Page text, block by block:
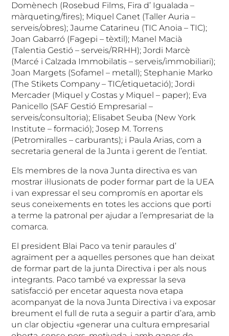
Domènech (Rosebud Films, Fira d’ Igualada –
màrqueting/fires); Miquel Canet (Taller Auria –
serveis/obres); Jaume Catarineu (TIC Anoia – TIC);
Joan Gabarró (Fagepi – tèxtil); Manel Macià
(Talentia Gestió – serveis/RRHH); Jordi Marcè
(Marcé i Calzada Immobilatis – serveis/immobiliari);
Joan Margets (Sofamel – metall); Stephanie Marko
(The Stikets Company – TIC/etiquetació); Jordi
Mercader (Miquel y Costas y Miquel – paper); Eva
Panicello (SAF Gestió Empresarial –
serveis/consultoria); Elisabet Seuba (New York
Institute – formació); Josep M. Torrens
(Petromiralles – carburants); i Paula Arias, com a
secretaria general de la Junta i gerent de l’entiat.
Els membres de la nova Junta directiva es van
mostrar il·lusionats de poder formar part de la UEA
i van expressar el seu compromís en aportar els
seus coneixements en totes les accions que porti
a terme la patronal per ajudar a l’empresariat de la
comarca.
El president Blai Paco va tenir paraules d’
agraïment per a aquelles persones que han deixat
de formar part de la junta Directiva i per als nous
integrants. Paco també va expressar la seva
satisfacció per encetar aquesta nova etapa
acompanyat de la nova Junta Directiva i va exposar
breument el full de ruta a seguir a partir d’ara, amb
un clar objectiu «generar una cultura empresarial